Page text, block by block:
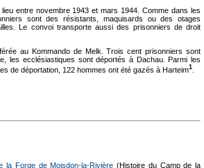
entre novembre 1943 et mars 1944. Comme dans les
sont des résistants, maquisards ou des otages
Le convoi transporte aussi des prisonniers de droit
au Kommando de Melk. Trois cent prisonniers sont
les ecclésiastiques sont déportés à Dachau. Parmi les
de déportation, 122 hommes ont été gazés à Harteim1
la Forge de Moisdon-la-Rivière (Histoire du Camp de la